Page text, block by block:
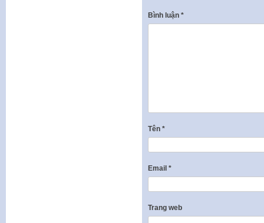
Bình luận *
Tên *
Email *
Trang web